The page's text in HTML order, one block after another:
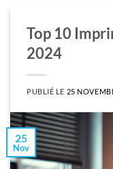
Top 10
2024
PUBLIÉ LE 25
25
Nov